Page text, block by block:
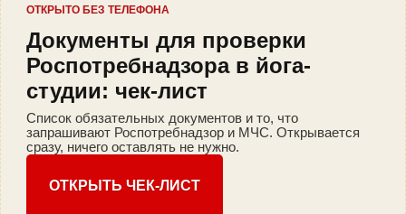
ОТКРЫТО БЕЗ ТЕЛЕФОНА
Документы для проверки
Роспотребнадзора в йога-
студии: чек-лист
Список обязательных документов и то, что
запрашивают Роспотребнадзор и МЧС. Открывается
сразу, ничего оставлять не нужно.
ОТКРЫТЬ ЧЕК-ЛИСТ